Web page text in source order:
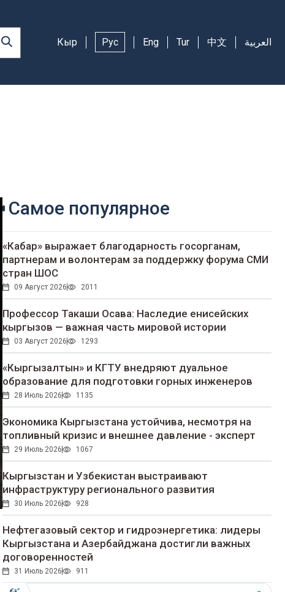
Кыр Рус Eng Tur 中文 العربية
Самое популярное
«Кабар» выражает благодарность госорганам,
партнерам и волонтерам за поддержку форума СМИ
стран ШОС
09 Август 2026 2011
Профессор Такаши Осава: Наследие енисейских
кыргызов — важная часть мировой истории
03 Август 2026 1293
«Кыргызалтын» и КГТУ внедряют дуальное
образование для подготовки горных инженеров
28 Июль 2026 1135
Экономика Кыргызстана устойчива, несмотря на
топливный кризис и внешнее давление - эксперт
29 Июль 2026 1067
Кыргызстан и Узбекистан выстраивают
инфраструктуру регионального развития
30 Июль 2026 928
Нефтегазовый сектор и гидроэнергетика: лидеры
Кыргызстана и Азербайджана достигли важных
договоренностей
31 Июль 2026 911